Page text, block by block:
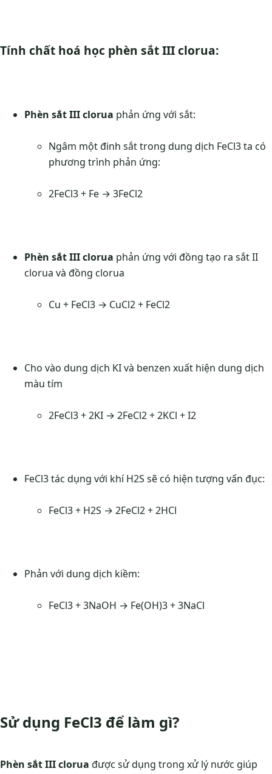
Tính chất hoá học phèn sắt III clorua:
Phèn sắt III clorua phản ứng với sắt:
Ngâm một đinh sắt trong dung dịch FeCl3 ta có
phương trình phản ứng:
2FeCl3 + Fe → 3FeCl2
Phèn sắt III clorua phản ứng với đồng tạo ra sắt II
clorua và đồng clorua
Cu + FeCl3 → CuCl2 + FeCl2
Cho vào dung dịch KI và benzen xuất hiện dung dịch
màu tím
2FeCl3 + 2KI → 2FeCl2 + 2KCl + I2
FeCl3 tác dụng với khí H2S sẽ có hiện tượng vấn đục:
FeCl3 + H2S → 2FeCl2 + 2HCl
Phản với dung dịch kiềm:
FeCl3 + 3NaOH → Fe(OH)3 + 3NaCl
Sử dụng FeCl3 để làm gì?
Phèn sắt III clorua được sử dụng trong xử lý nước giúp